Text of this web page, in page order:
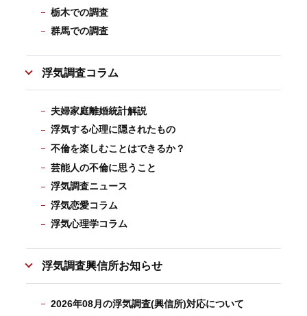
栃木での調査
群馬での調査
浮気調査コラム
夫婦家庭離婚統計解説
浮気する心理に隠されたもの
不倫を楽しむことはできるか？
芸能人の不倫に思うこと
浮気調査ニュース
浮気恋愛コラム
浮気心理学コラム
浮気調査興信所お知らせ
2026年08月の浮気調査(興信所)対応について